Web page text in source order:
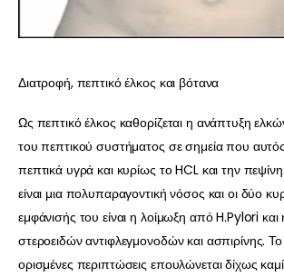
Διατροφή, πεπτικό έλκος και βότανα
Ως πεπτικό έλκος καθορίζεται η ανάπτυξη
του πεπτικού συστήματος σε σημεία που αυτός
πεπτικά υγρά και κυρίως το HCL και την
είναι μια πολυπαραγοντική νόσος και οι δύο
εμφάνισής του είναι η λοίμωξη από H.Pylori
στεροειδών αντιφλεγμονοδών και ασπιρίνης.
ορισμένες περιπτώσεις επουλώνεται δίχως